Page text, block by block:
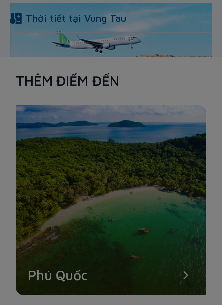
BÃI ĐẦM TRẦU
Đây là nơi bạn có thể bắt trọn khoảnh khắc hạ cánh và gần
như chạm được tới chiếc máy bay phản lực đang hạ cánh.
Hiện nay, Bamboo Airways đang khai thác nhiều chuyến khứ
hồi hàng ngày, bạn hoàn toàn có thể lựa chọn khung thời gian
phù hợp để check-in với máy bay tại Bãi Đầm Trầu.
Thời tiết tại Vung Tau
THÊM ĐIỂM ĐẾN
Phú Quốc